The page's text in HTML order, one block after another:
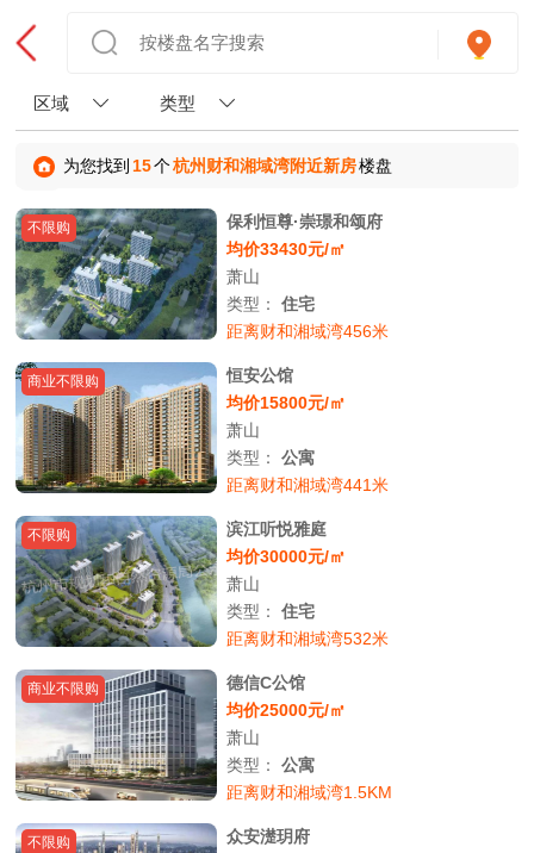
区域 类型
为您找到 15个杭州财和湘域湾附近新房楼盘
不限购
保利恒尊·崇璟和颂府
均价33430元/㎡
萧山
类型：住宅
距离财和湘域湾456米
商业不限购
恒安公馆
均价15800元/㎡
萧山
类型：公寓
距离财和湘域湾441米
不限购
滨江听悦雅庭
均价30000元/㎡
萧山
类型：住宅
距离财和湘域湾532米
商业不限购
德信C公馆
均价25000元/㎡
萧山
类型：公寓
距离财和湘域湾1.5KM
不限购
众安濋玥府